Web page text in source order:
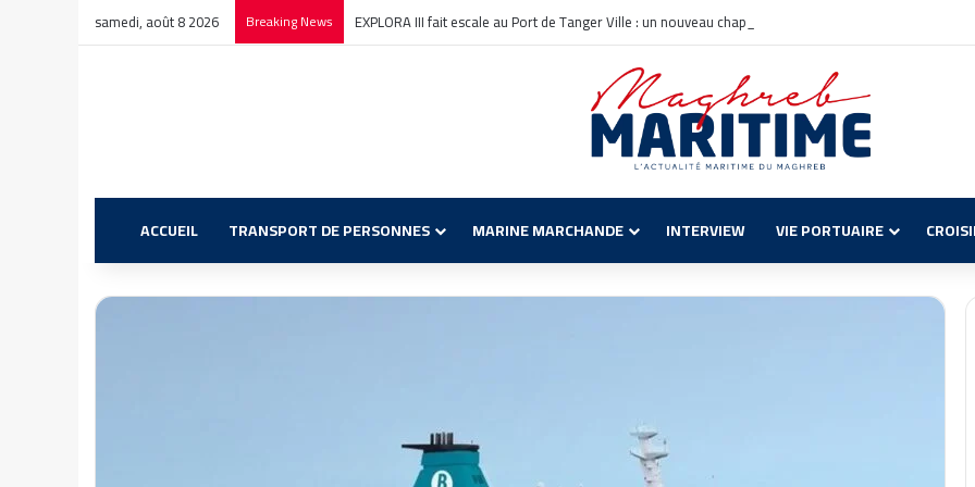
samedi, août 8 2026 Breaking News EXPLORA III fait escale au Port de Tanger Ville : un nouveau chapitre pour la croisière en Méditerranée
ACCUEIL TRANSPORT DE PERSONNES MARINE MARCHANDE INTERVIEW VIE PORTUAIRE